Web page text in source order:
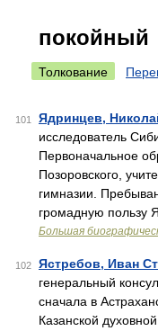
покойный
Толкование
101 Ядринцев,
исследователь
Первоначальное
Позоровского,
гимназии.
громадную пользу
Большая
102 Ястребов, Иван
генеральный
сначала в
Казанской